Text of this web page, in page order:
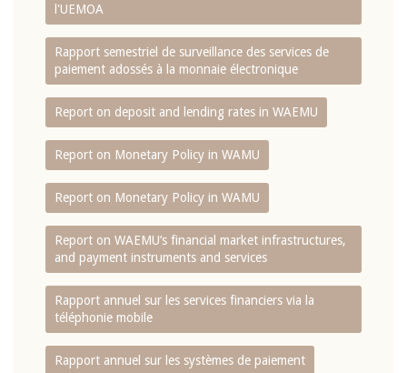
l'UEMOA
Rapport semestriel de surveillance des services de
paiement adossés à la monnaie électronique
Report on deposit and lending rates in WAEMU
Report on Monetary Policy in WAMU
Report on Monetary Policy in WAMU
Report on WAEMU’s financial market infrastructures,
and payment instruments and services
Rapport annuel sur les services financiers via la
téléphonie mobile
Rapport annuel sur les systèmes de paiement